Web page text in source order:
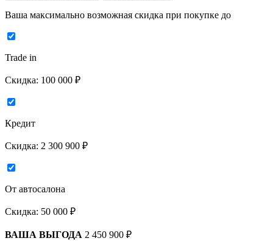
Ваша максимально возможная скидка при покупке до
Trade in
Скидка: 100 000 ₽
Кредит
Скидка: 2 300 900 ₽
От автосалона
Скидка: 50 000 ₽
ВАША ВЫГОДА 2 450 900 ₽